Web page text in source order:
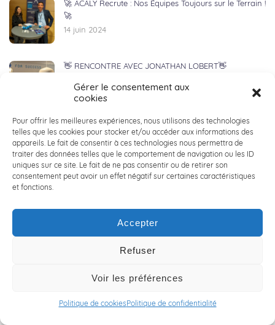
Gérer le consentement aux
cookies
Pour offrir les meilleures expériences, nous utilisons des technologies
telles que les cookies pour stocker et/ou accéder aux informations des
appareils. Le fait de consentir à ces technologies nous permettra de
traiter des données telles que le comportement de navigation ou les ID
uniques sur ce site. Le fait de ne pas consentir ou de retirer son
consentement peut avoir un effet négatif sur certaines caractéristiques
et fonctions.
Accepter
Refuser
Voir les préférences
Politique de cookiesPolitique de confidentialité
🚀 ACALY Recrute : Nos Équipes Toujours sur le Terrain !
🚀
14 juin 2024
👋 RENCONTRE AVEC JONATHAN LOBERT👋
🚲 LILLE HARDELOT : ACALY NORD x VICTOIRE
BERTEAU 🚲
3 juin 2024
👔 COLLECTE DE VETEMENTS POUR LA CRAVATE
29 mai 2024